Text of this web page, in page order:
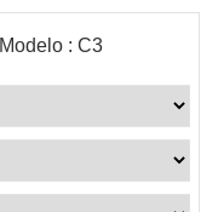
Modelo : C3